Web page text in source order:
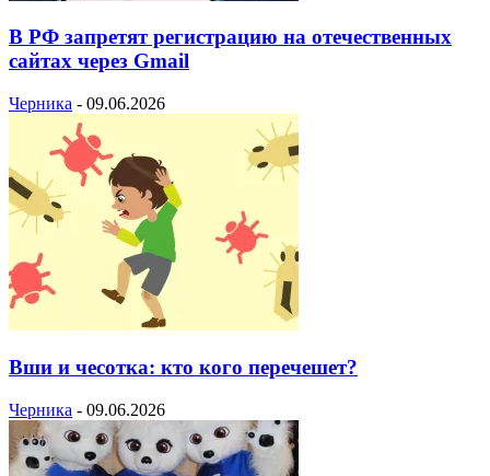
В РФ запретят регистрацию на отечественных
сайтах через Gmail
Черника - 09.06.2026
Вши и чесотка: кто кого перечешет?
Черника - 09.06.2026